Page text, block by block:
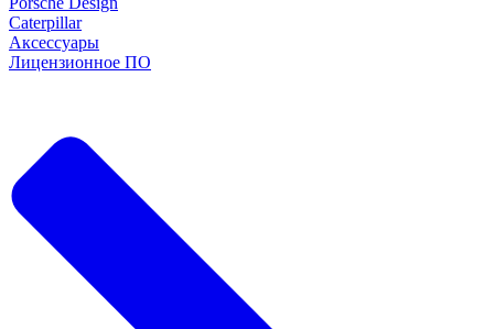
Caterpillar
Аксессуары
Лицензионное ПО